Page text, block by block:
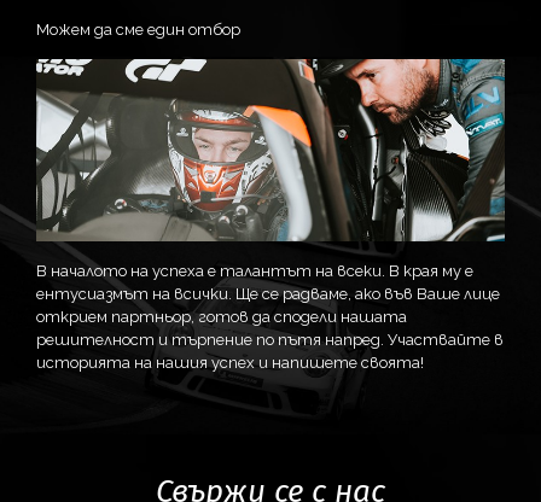
Можем да сме един отбор
В началото на успеха е талантът на всеки. В края му е
ентусиазмът на всички. Ще се радваме, ако във Ваше лице
открием партньор, готов да сподели нашата
решителност и търпение по пътя напред. Участвайте в
историята на нашия успех и напишете своята!
Свържи се с нас